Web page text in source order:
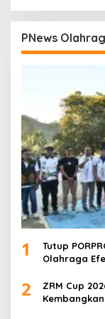
PNews
1
Tutup
Olahraga
2
ZRM Cup